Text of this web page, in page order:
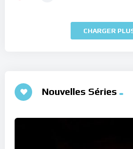
CHARGER
Nouvelles Séries